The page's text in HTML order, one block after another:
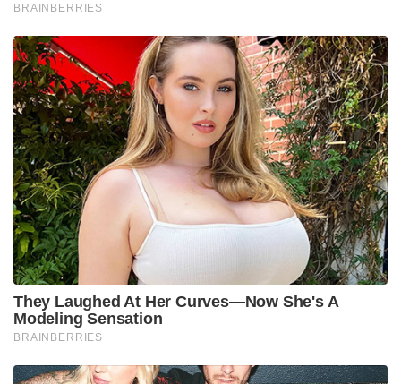
BRAINBERRIES
They Laughed At Her Curves—Now She's A
Modeling Sensation
BRAINBERRIES